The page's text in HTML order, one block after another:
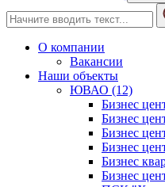
О компании
Вакансии
Наши объекты
ЮВАО (12)
Бизнес
Бизнес
Бизнес
Бизнес
Бизнес
Бизнес